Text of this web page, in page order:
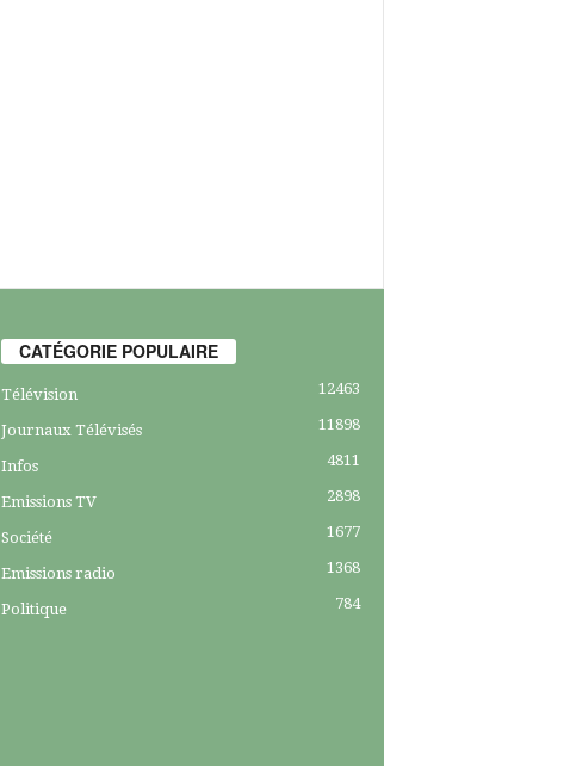
CATÉGORIE POPULAIRE
Télévision 12463
Journaux Télévisés 11898
Infos 4811
Emissions TV 2898
Société 1677
Emissions radio 1368
Politique 784